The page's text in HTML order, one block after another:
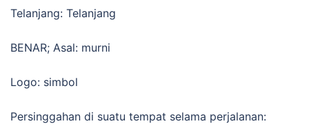
Telanjang: Telanjang
BENAR; Asal: murni
Logo: simbol
Persinggahan di suatu tempat selama perjalanan: